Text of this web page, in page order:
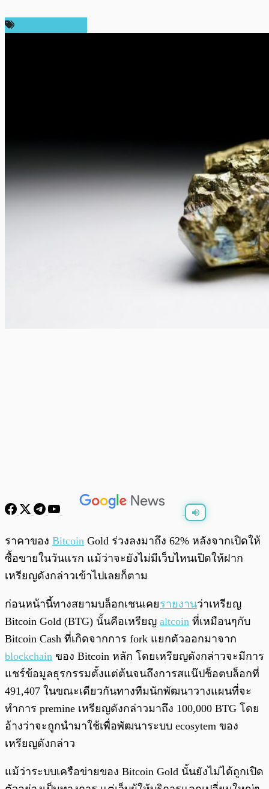
0:00 0:00
ราคาของ Bitcoin Gold ร่วงลงมาถึง 62% หลังจากเปิดให้
ซื้อขายในวันแรก แม้ว่าจะยังไม่มีเว็บไหนเปิดให้ฝาก
เหรียญดังกล่าวเข้าไปเลยก็ตาม
ก่อนหน้านี้ทางสยามบล็อกเชนเคยรายงานว่าเหรียญ
Bitcoin Gold (BTG) นั้นคือเหรียญ altcoin ที่เหมือนๆกับ
Bitcoin Cash ที่เกิดจากการ fork แยกตัวออกมาจาก
blockchain ของ Bitcoin หลัก โดยเหรียญดังกล่าวจะมีการ
แชร์ข้อมูลธุรกรรมตั้งแต่ต้นจนถึงการสแน๊ปช็อตบล็อกที่
491,407 ในขณะเดียวกันทางทีมนักพัฒนาวางแผนที่จะ
ทำการ premine เหรียญดังกล่าวมาถึง 100,000 BTG โดย
อ้างว่าจะถูกนำมาใช้เพื่อพัฒนาระบบ ecosytem ของ
เหรียญดังกล่าว
แม้ว่าระบบเครือข่ายของ Bitcoin Gold นั้นยังไม่ได้ถูกเปิด